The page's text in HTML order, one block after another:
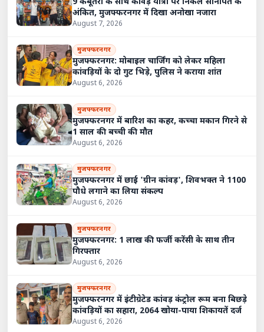
अंकित, मुजफ्फरनगर में दिखा अनोखा नजारा
August 7, 2026
मुजफ्फरनगर
मुजफ्फरनगर: मोबाइल चार्जिंग को लेकर महिला
कांवड़ियों के दो गुट भिड़े, पुलिस ने कराया शांत
August 6, 2026
मुजफ्फरनगर
मुजफ्फरनगर में बारिश का कहर, कच्चा मकान गिरने से
1 साल की बच्ची की मौत
August 6, 2026
मुजफ्फरनगर
मुजफ्फरनगर में छाई 'ग्रीन कांवड़', शिवभक्त ने 1100
पौधे लगाने का लिया संकल्प
August 6, 2026
मुजफ्फरनगर
मुजफ्फरनगर: 1 लाख की फर्जी करेंसी के साथ तीन
गिरफ्तार
August 6, 2026
मुजफ्फरनगर
मुजफ्फरनगर में इंटीग्रेटेड कांवड़ कंट्रोल रूम बना बिछड़े
कांवड़ियों का सहारा, 2064 खोया-पाया शिकायतें दर्ज
August 6, 2026